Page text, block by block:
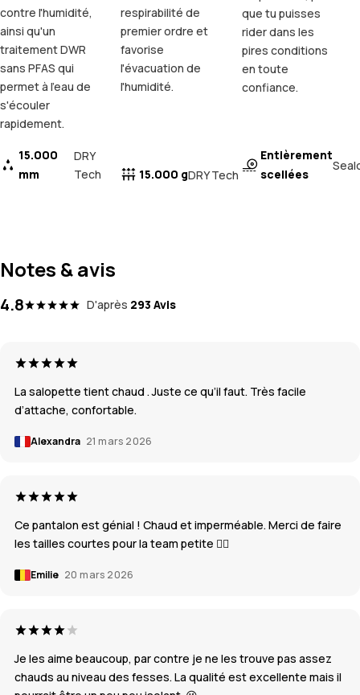
contre l'humidité,
ainsi qu'un
traitement DWR
sans PFAS qui
permet à l'eau de
s'écouler
rapidement.
15.000
mm
DRY
Tech
respirabilité de
premier ordre et
favorise
l'évacuation de
l'humidité.
15.000 gDRY Tech
que tu puisses
rider dans les
pires conditions
en toute
confiance.
Entièrement
scellées
Notes & avis
4.8 D'après 293 Avis
La salopette tient chaud . Juste ce qu’il faut. Très facile
d’attache, confortable.
Alexandra 21 mars 2026
Ce pantalon est génial ! Chaud et imperméable. Merci de faire
les tailles courtes pour la team petite ❤️‍🔥
Emilie 20 mars 2026
Je les aime beaucoup, par contre je ne les trouve pas assez
chauds au niveau des fesses. La qualité est excellente mais il